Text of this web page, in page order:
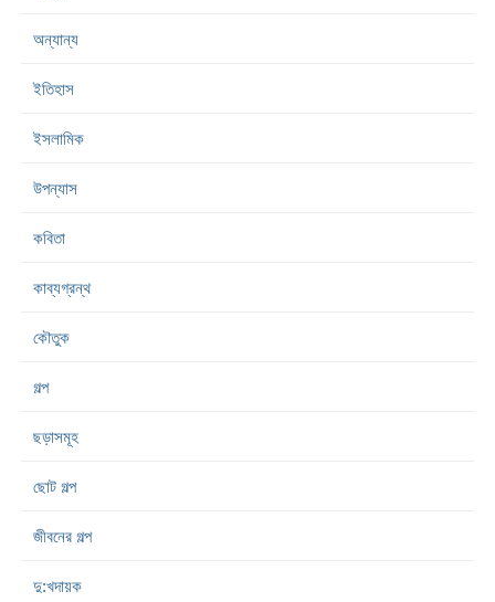
অন্যান্য
ইতিহাস
ইসলামিক
উপন্যাস
কবিতা
কাব্যগ্রন্থ
কৌতুক
গল্প
ছড়াসমূহ
ছোট গল্প
জীবনের গল্প
দু:খদায়ক